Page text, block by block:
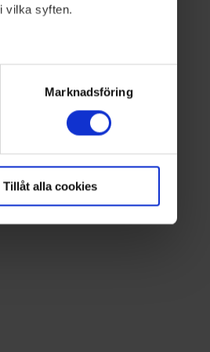
vilka syften.
meter
Marknadsföring
Tillåt alla cookies